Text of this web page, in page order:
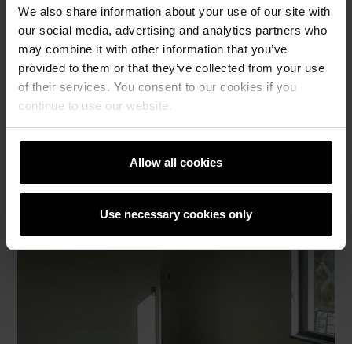
We also share information about your use of our site with
our social media, advertising and analytics partners who
may combine it with other information that you’ve
provided to them or that they’ve collected from your use
of their services. You consent to our cookies if you
continue to use our website.
Allow all cookies
Use necessary cookies only